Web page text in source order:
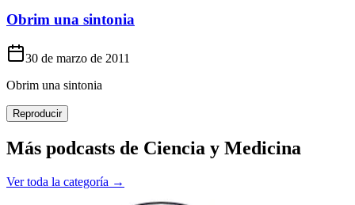
Obrim una sintonia
30 de marzo de 2011
Obrim una sintonia
Reproducir
Más podcasts de Ciencia y Medicina
Ver toda la categoría →